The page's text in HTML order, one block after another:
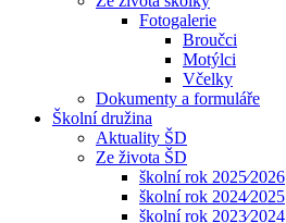
Fotogalerie
Broučci
Motýlci
Včelky
Dokumenty a formuláře
Školní družina
Aktuality ŠD
Ze života ŠD
školní rok 2025⁄2026
školní rok 2024⁄2025
školní rok 2023⁄2024